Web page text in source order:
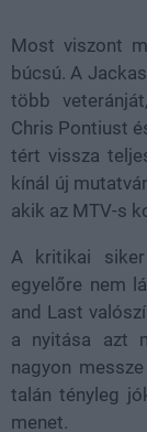
Most viszont
búcsú. A
több
Chris Pontiust
tért vissza
kínál új
akik az MTV-s
A kritikai
egyelőre nem
and Last
a nyitása azt
nagyon
talán tényleg
menet.